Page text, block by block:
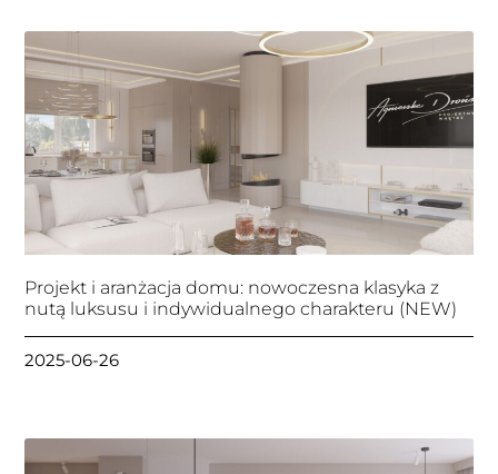
Projekt i aranżacja domu: nowoczesna klasyka z
nutą luksusu i indywidualnego charakteru (NEW)
2025-06-26